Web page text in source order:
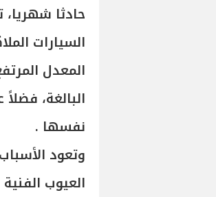
حادثا شهريا،
السيارات
المعدل
البالغة،
نفسها .
وتعود
العيوب